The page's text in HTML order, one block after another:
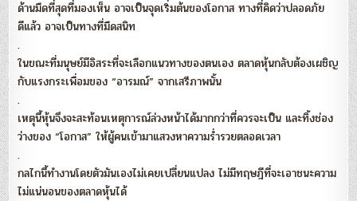
ด้านมืดที่สุดที่มองเห็น อาจเป็นจุดเริ่มต้นของโอกาส ทางที่คิดว่าปลอดภัย
ดีแล้ว อาจเป็นทางที่มืดสนิท
.
ในขณะที่มนุษย์มีอิสระที่จะเลือกแนวทางของตนเอง ตลาดหุ้นกลับต้องเผชิญ
กับแรงกระเพื่อมของ “อารมณ์” จากเสรีภาพนั้น
.
เหตุนี้หุ้นจึงจะสะท้อนเหตุการณ์ล่วงหน้าได้มากกว่าที่ควรจะเป็น และทิ้งช่อง
ว่างของ “โอกาส” ให้ผู้คนเข้ามาแสวงหาความร่ำรวยตลอดเวลา
.
กลไกนี้ทำงานโดยตัวมันเองไม่เคยเปลี่ยนแปลง ไม่มีทฤษฎีที่จะเอาชนะความ
ไม่แน่นอนของตลาดหุ้นได้